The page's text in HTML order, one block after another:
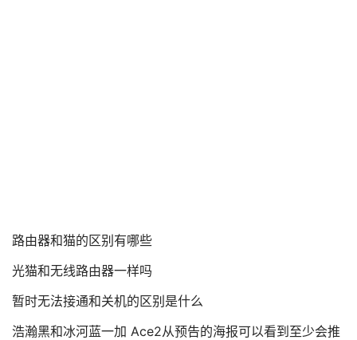
路由器和猫的区别有哪些
光猫和无线路由器一样吗
暂时无法接通和关机的区别是什么
浩瀚黑和冰河蓝一加 Ace2从预告的海报可以看到至少会推